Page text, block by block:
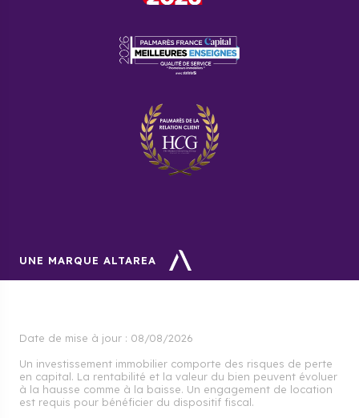
UNE MARQUE ALTAREA
Date de mise à jour : 08/08/2026
Un investissement immobilier comporte des risques de perte
en capital. La rentabilité et la valeur du bien peuvent évoluer
à la hausse comme à la baisse. Un engagement de location
est requis pour bénéficier du dispositif fiscal.